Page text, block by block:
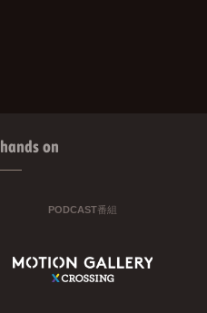
on
PODCAST番組